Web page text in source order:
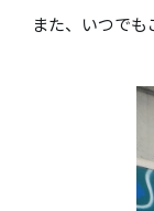
また、いつでも